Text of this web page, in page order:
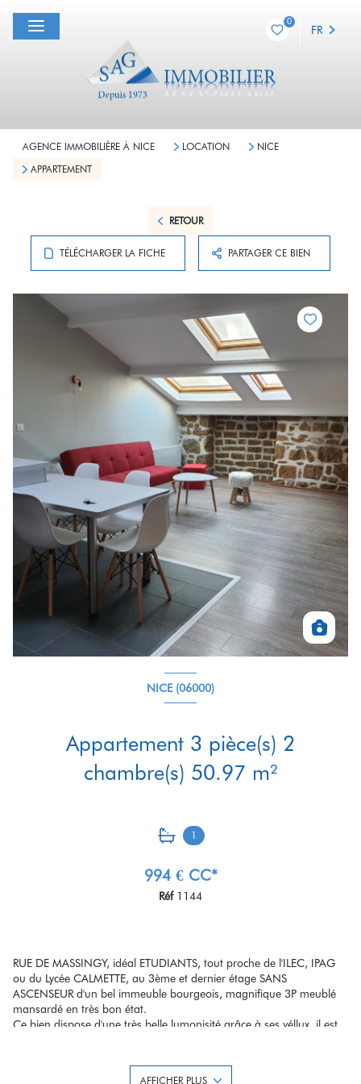
0
FR
AGENCE IMMOBILIÈRE À NICE LOCATION
NICE
APPARTEMENT
RETOUR
TÉLÉCHARGER LA FICHE PARTAGER CE BIEN
NICE (06000)
Appartement 3 pièce(s) 2
chambre(s) 50.97 m²
1
994 € CC*
Réf 1144
RUE DE MASSINGY, idéal ETUDIANTS, tout proche de l'ILEC, IPAG
ou du Lycée CALMETTE, au 3ème et dernier étage SANS
ASCENSEUR d'un bel immeuble bourgeois, magnifique 3P meublé
mansardé en très bon état.
Ce bien dispose d'une très belle lumonisité grâce à ses véllux, il est
des WC séparés. Surface au sol : 62m² (51m² en loi carrez).
AFFICHER PLUS